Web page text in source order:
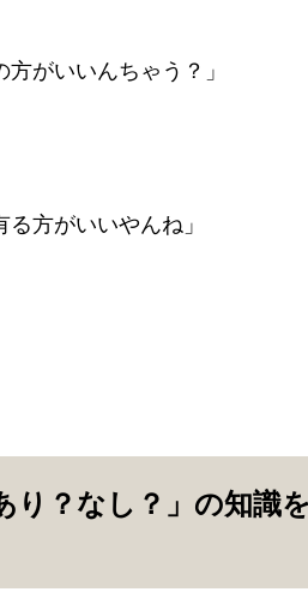
方がいいんちゃう？」
る方がいいやんね」
？なし？」の知識